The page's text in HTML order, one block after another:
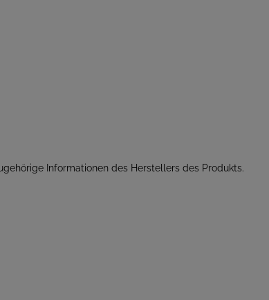
Informationen des Herstellers des Produkts.